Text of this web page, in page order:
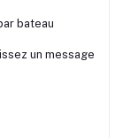
bateau
un message